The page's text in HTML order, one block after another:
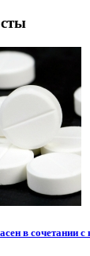
в сочетании с